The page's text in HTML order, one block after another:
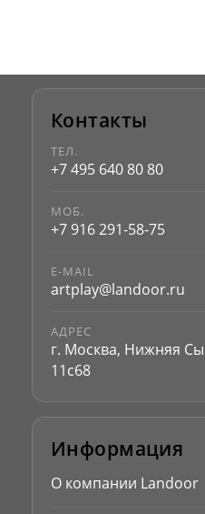
Контакты
ТЕЛ.
+7 495 640 80 80
МОБ.
+7 916 291-58-75
E-MAIL
artplay@landoor.ru
АДРЕС
г. Москва, Нижняя
11с68
Информация
О компании Landoor